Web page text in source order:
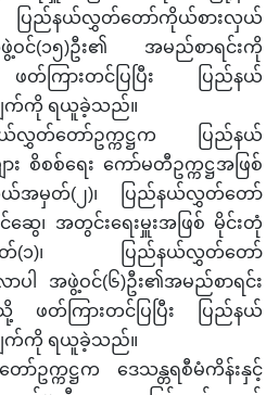
ပြည်နယ်လွှတ်တော်ကိုယ်စားလှယ်
ဖွဲ့ဝင်(၁၅)ဦး၏ အမည်စာရင်းကို
ကြားတင်ပြပြီး ပြည်နယ်
က်ကို ရယူခဲ့သည်။
တ်တော်ဥက္ကဋ္ဌက ပြည်နယ်
စိစစ်ရေး ကော်မတီဥက္ကဋ္ဌအဖြစ်
ယ်အမှတ်(၂)၊ ပြည်နယ်လွှတ်တော်
ေ၊ အတွင်းရေးမှူးအဖြစ် မိုင်းတုံ
မှတ်(၁)၊ ပြည်နယ်လွှတ်တော်
ပါ အဖွဲ့ဝင်(၆)ဦး၏အမည်စာရင်း
တ်ကြားတင်ပြပြီး ပြည်နယ်
က်ကို ရယူခဲ့သည်။
ဥက္ကဋ္ဌက ဒေသန္တရစီမံကိန်းနှင့်